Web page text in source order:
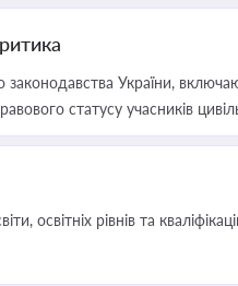
України,
статусу учасників
освітніх рівнів та